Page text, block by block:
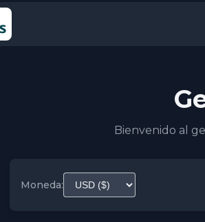
Bienvenido al
Moneda: